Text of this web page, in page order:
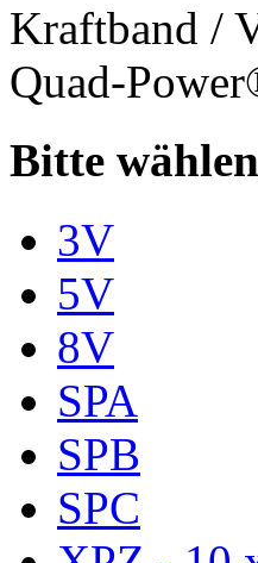
Kraftband /
Quad-
Bitte
3V
5V
8V
SPA
SPB
SPC